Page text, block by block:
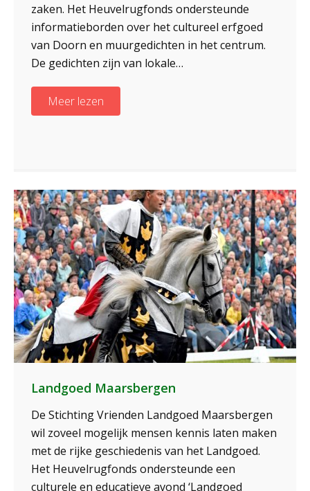
zaken. Het Heuvelrugfonds ondersteunde
informatieborden over het cultureel erfgoed
van Doorn en muurgedichten in het centrum.
De gedichten zijn van lokale…
Meer lezen
Landgoed Maarsbergen
De Stichting Vrienden Landgoed Maarsbergen
wil zoveel mogelijk mensen kennis laten maken
met de rijke geschiedenis van het Landgoed.
Het Heuvelrugfonds ondersteunde een
culturele en educatieve avond ‘Landgoed